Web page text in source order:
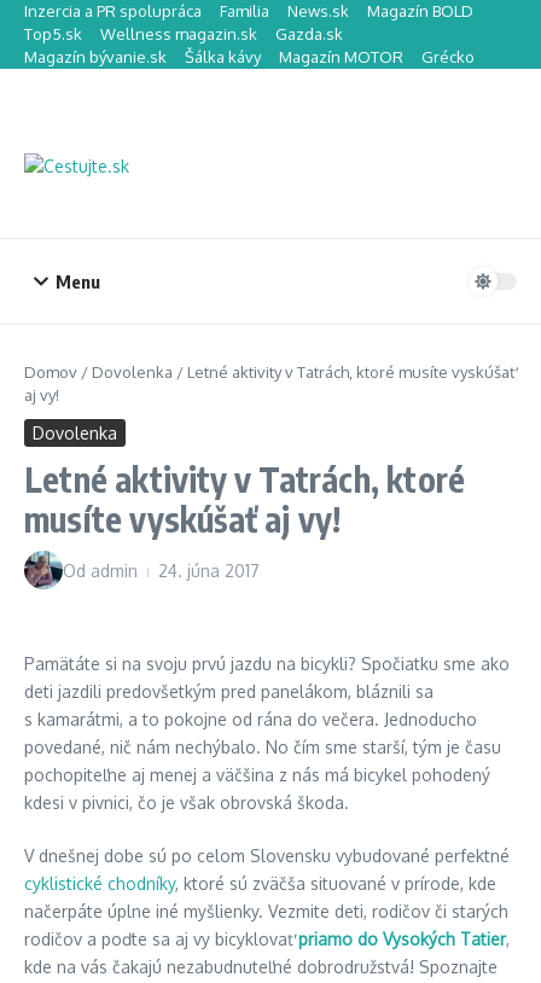
Preskočiť na obsah
Inzercia a PR spolupráca Familia News.sk
Magazín BOLD
Top5.sk
Wellness magazin.sk
Gazda.sk
Magazín bývanie.sk
Šálka kávy Magazín MOTOR Grécko
Menu
Domov / Dovolenka / Letné aktivity v Tatrách, ktoré musíte vyskúšať
aj vy!
Dovolenka
Letné aktivity v Tatrách, ktoré
musíte vyskúšať aj vy!
Od admin 24. júna 2017
Pamätáte si na svoju prvú jazdu na bicykli? Spočiatku sme ako
deti jazdili predovšetkým pred panelákom, bláznili sa
s kamarátmi, a to pokojne od rána do večera. Jednoducho
povedané, nič nám nechýbalo. No čím sme starší, tým je času
pochopiteľne aj menej a väčšina z nás má bicykel pohodený
kdesi v pivnici, čo je však obrovská škoda.
V dnešnej dobe sú po celom Slovensku vybudované perfektné
cyklistické chodníky, ktoré sú zväčša situované v prírode, kde
načerpáte úplne iné myšlienky. Vezmite deti, rodičov či starých
rodičov a poďte sa aj vy bicyklovaťpriamo do Vysokých Tatier,
kde na vás čakajú nezabudnuteľné dobrodružstvá! Spoznajte